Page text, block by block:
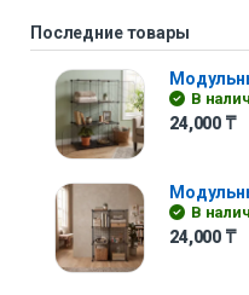
Последние товары
В
24,000 ₸
В
24,000 ₸